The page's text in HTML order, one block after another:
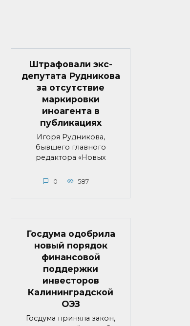
Штрафовали экс-
депутата Рудникова
за отсутствие
маркировки
иноагента в
публикациях
Игоря Рудникова,
бывшего главного
редактора «Новых
0 587
Госдума одобрила
новый порядок
финансовой
поддержки
инвесторов
Калининградской
ОЭЗ
Госдума приняла закон,